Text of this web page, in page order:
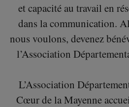
et capacité au travail en
dans la communication.
nous voulons, devenez
l’Association
L’Association
Cœur de la Mayenne